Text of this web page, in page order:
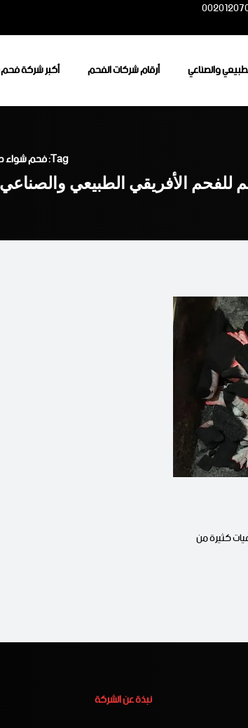
أكبر شركة فحم أرقام شركات الفحم والصناعي
Tag: فحم شواء صومالي
للفحم الأفريقي الطبيعي والصناعي
كثيرة من
نبذة عن الشركة